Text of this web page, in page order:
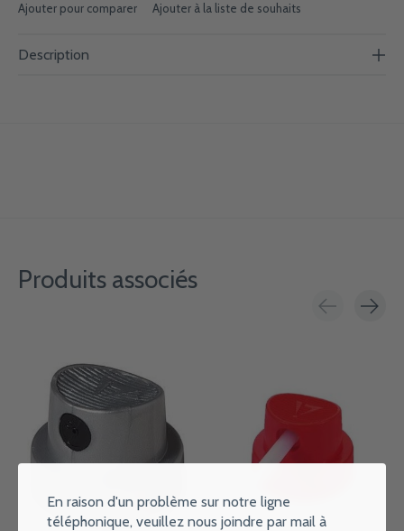
Ajouter pour comparer Ajouter à la liste de souhaits
Description
Produits associés
En raison d'un problème sur notre ligne
téléphonique, veuillez nous joindre par mail à